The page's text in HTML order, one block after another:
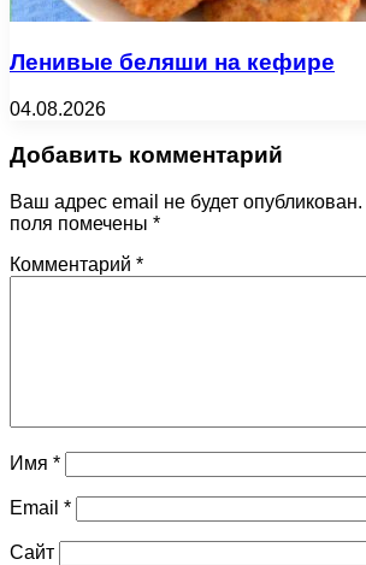
Ленивые беляши на кефире
04.08.2026
Добавить комментарий
Ваш адрес email не будет опубликован.
поля помечены *
Комментарий *
Имя *
Email *
Сайт